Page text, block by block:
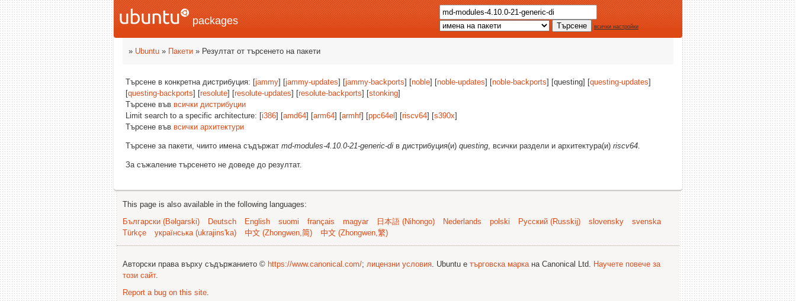
packages всички настройки
» Ubuntu » Пакети » Резултат от търсенето на пакети
Търсене в конкретна дистрибуция: [jammy] [jammy-updates] [jammy-backports] [noble] [noble-updates] [noble-backports] [questing] [questing-updates]
[questing-backports] [resolute] [resolute-updates] [resolute-backports] [stonking]
Търсене във всички дистрибуции
Limit search to a specific architecture: [i386] [amd64] [arm64] [armhf] [ppc64el ] [riscv64] [s390x]
Търсене във всички архитектури
Търсене за пакети, чиито имена съдържат md-modules-4.10.0-21-generic-di в дистрибуция(и) questing, всички раздели и архитектура(и) riscv64.
За съжаление търсенето не доведе до резултат.
This page is also available in the following languages:
Български (Bəlgarski)
Deutsch English suomi français magyar 日本語 (Nihongo) Nederlands polski Русский (Russkij) slovensky
svenska
Türkçe
українська (ukrajins'ka) 中文 (Zhongwen,简) 中文 (Zhongwen,繁)
Авторски права върху съдържанието © https://www.canonical.com/; лицензни условия. Ubuntu е търговска маркана Canonical Ltd. Научете повече за
този сайт.
Report a bug on this site.